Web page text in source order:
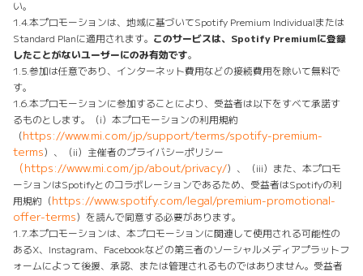
い。
1.4.本プロモーションは、地域に基づいてSpotify Premium Individualまたは
Standard Planに適用されます。 このサービスは、Spotify Premiumに登録
したことがないユーザーにのみ有効です。
1.5.参加は任意であり、インターネット費用などの接続費用を除いて無料で
す。
1.6.本プロモーションに参加することにより、受益者は以下をすべて承諾す
るものとします。（i）本プロモーションの利用規約
（ https://www.mi.com/jp/support/terms/spotify-premium-
terms ）、（ii）主催者のプライバシーポリシー
（ https://www.mi.com/jp/about/privacy/）、（iii）また、本プロモ
ーションはSpotifyとのコラボレーションであるため、受益者はSpotifyの利
用規約（ https://www.spotify.com/legal/premium-promotional-
offer-terms ）を読んで同意する必要があります。
1.7.本プロモーションは、本プロモーションに関連して使用される可能性の
あるX、Instagram、Facebookなどの第三者のソーシャルメディアプラットフ
ォームによって後援、承認、または管理されるものではありません。受益者